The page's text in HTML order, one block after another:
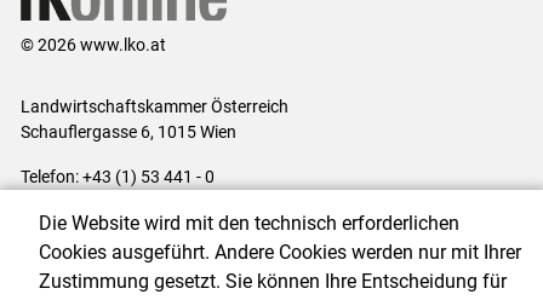
© 2026 www.lko.at
Landwirtschaftskammer Österreich
Schauflergasse 6, 1015 Wien
Telefon:+43 (1) 53 441 - 0
Impressum|Kontakt|Login für Berater|Datenschutzerklärung|
Barrierefreiheit
Cookie-Einstellungen
Die Website wird mit den technisch erforderlichen
Cookies ausgeführt. Andere Cookies werden nur mit Ihrer
Zustimmung gesetzt. Sie können Ihre Entscheidung für